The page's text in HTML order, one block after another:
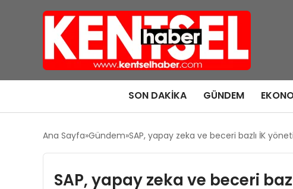
SON DAKIKA GÜNDEM
Ana Sayfa Gündem SAP, yapay zeka ve beceri bazlı İK
SAP, yapay zeka ve beceri